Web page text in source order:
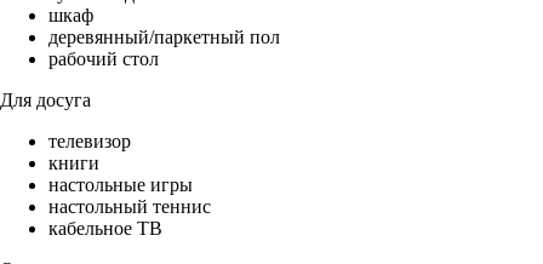
шкаф
деревянный/паркетный пол
рабочий стол
Для досуга
телевизор
книги
настольные игры
настольный теннис
кабельное ТВ